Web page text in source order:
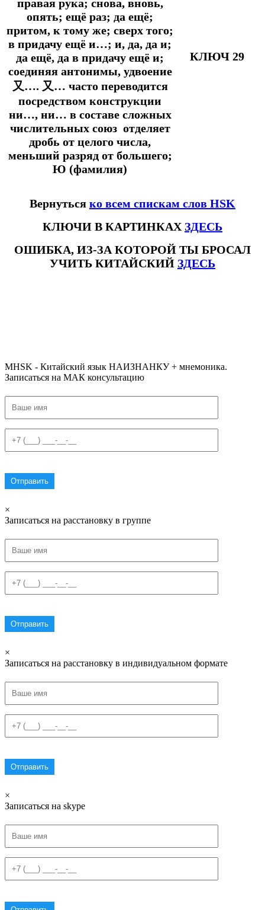
правая рука; снова, вновь,
опять; ещё раз; да ещё;
притом, к тому же; сверх того;
в придачу ещё и…; и, да, да и;
да ещё, да в придачу ещё и;
соединяя антонимы, удвоение
又…. 又… часто переводится
посредством конструкции
ни…, ни… в составе сложных
числительных союз отделяет
дробь от целого числа,
меньший разряд от большего;
Ю (фамилия)
КЛЮЧ 29
Вернуться ко всем спискам слов HSK
КЛЮЧИ В КАРТИНКАХ ЗДЕСЬ
ОШИБКА, ИЗ-ЗА КОТОРОЙ ТЫ БРОСАЛ
УЧИТЬ КИТАЙСКИЙ ЗДЕСЬ
MHSK - Китайский язык НАИЗНАНКУ + мнемоника.
Записаться на МАК консультацию
×
Записаться на расстановку в группе
×
Записаться на расстановку в индивидуальном формате
×
Записаться на skype